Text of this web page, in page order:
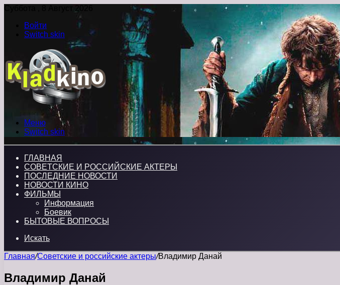
Суббота , 8 Август 2026
Войти
Switch skin
Меню
Switch skin
ГЛАВНАЯ
СОВЕТСКИЕ И РОССИЙСКИЕ АКТЕРЫ
ПОСЛЕДНИЕ НОВОСТИ
НОВОСТИ КИНО
ФИЛЬМЫ
Информация
Боевик
БЫТОВЫЕ ВОПРОСЫ
Искать
Главная/Советские и российские актеры/Владимир Данай
Владимир Данай